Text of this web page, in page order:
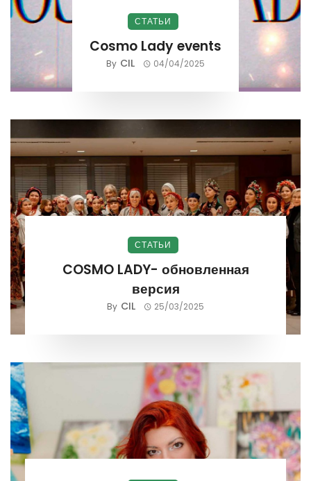
СТАТЬИ
Cosmo Lady events
By CIL 04/04/2025
СТАТЬИ
COSMO LADY- обновленная
версия
By CIL 25/03/2025